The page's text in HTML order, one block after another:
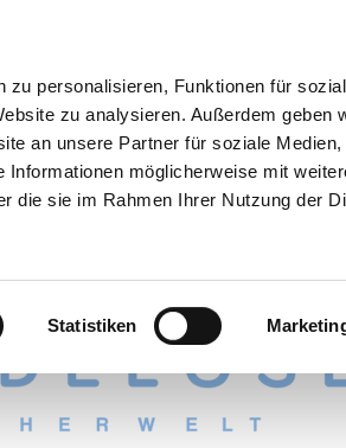
personalisieren, Funktionen für
zu analysieren. Außerdem geben
an unsere Partner für soziale Medien,
möglicherweise mit
die sie im Rahmen Ihrer Nutzung der
Statistiken